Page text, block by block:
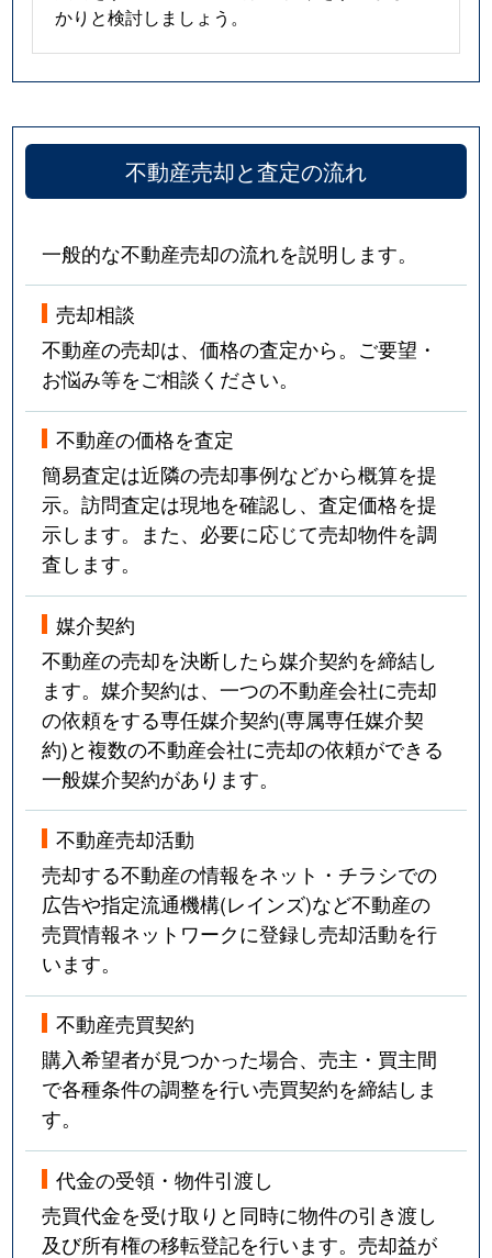
かりと検討しましょう。
不動産売却と査定の流れ
一般的な不動産売却の流れを説明します。
売却相談
不動産の売却は、価格の査定から。ご要望・
お悩み等をご相談ください。
不動産の価格を査定
簡易査定は近隣の売却事例などから概算を提
示。訪問査定は現地を確認し、査定価格を提
示します。また、必要に応じて売却物件を調
査します。
媒介契約
不動産の売却を決断したら媒介契約を締結し
ます。媒介契約は、一つの不動産会社に売却
の依頼をする専任媒介契約(専属専任媒介契
約)と複数の不動産会社に売却の依頼ができる
一般媒介契約があります。
不動産売却活動
売却する不動産の情報をネット・チラシでの
広告や指定流通機構(レインズ)など不動産の
売買情報ネットワークに登録し売却活動を行
います。
不動産売買契約
購入希望者が見つかった場合、売主・買主間
で各種条件の調整を行い売買契約を締結しま
す。
代金の受領・物件引渡し
売買代金を受け取りと同時に物件の引き渡し
及び所有権の移転登記を行います。売却益が